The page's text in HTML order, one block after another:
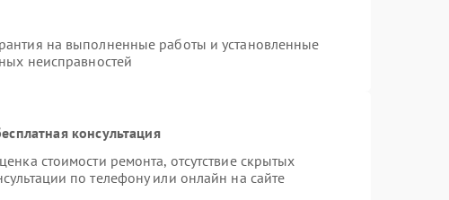
на выполненные работы и установленные
неисправностей
консультация
стоимости ремонта, отсутствие скрытых
по телефону или онлайн на сайте